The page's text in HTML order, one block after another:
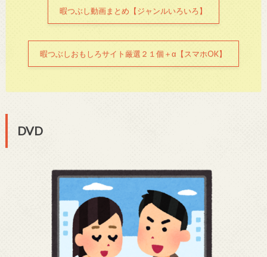
暇つぶし動画まとめ【ジャンルいろいろ】
暇つぶしおもしろサイト厳選２１個＋α【スマホOK】
DVD